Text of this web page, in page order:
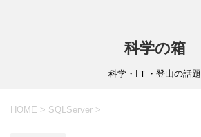
科学の箱
科学・IＴ・登山の話題
HOME > SQLServer >